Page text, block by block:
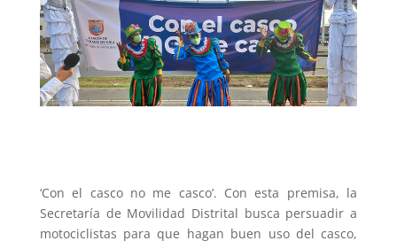
‘Con el casco no me casco’. Con esta premisa, la
Secretaría de Movilidad Distrital busca persuadir a
motociclistas para que hagan buen uso del casco,